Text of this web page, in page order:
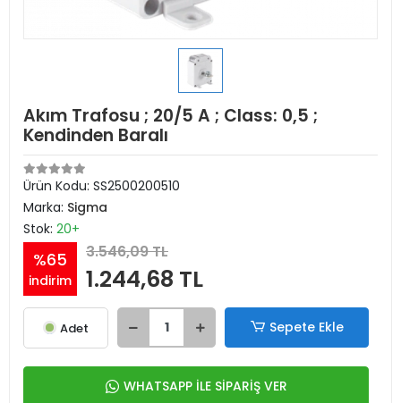
Akım Trafosu ; 20/5 A ; Class: 0,5 ;
Kendinden Baralı
Ürün Kodu: SS2500200510
Marka: Sigma
Stok: 20+
%65
indirim
3.546,09 TL
1.244,68 TL
Adet Sepete Ekle
WHATSAPP İLE SİPARİŞ VER